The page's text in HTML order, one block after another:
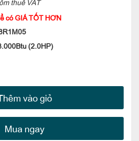
có GIÁ TỐT HƠN
(2.0HP)
vào giỏ
Mua ngay